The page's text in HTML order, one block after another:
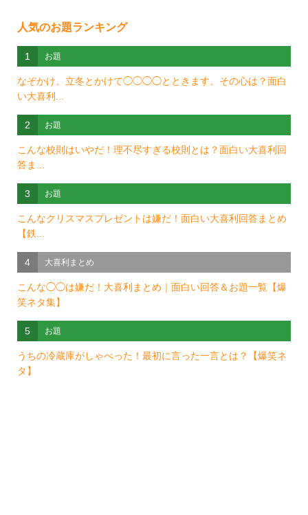
人気のお題ランキング
1 お題
なぞかけ。立冬とかけて◯◯◯◯とときます。その心は？面白
い大喜利...
2 お題
こんな校則はいやだ！理不尽すぎる校則とは？面白い大喜利回
答ま...
3 お題
こんなクリスマスプレゼントは嫌だ！面白い大喜利回答まとめ
【鉄...
4 大喜利まとめ
こんな◯◯は嫌だ！大喜利まとめ｜面白い回答＆お題一覧【爆
笑ネタ集】
5 お題
うちの冷蔵庫がしゃべった！最初に言った一言とは？【爆笑ネ
タ】